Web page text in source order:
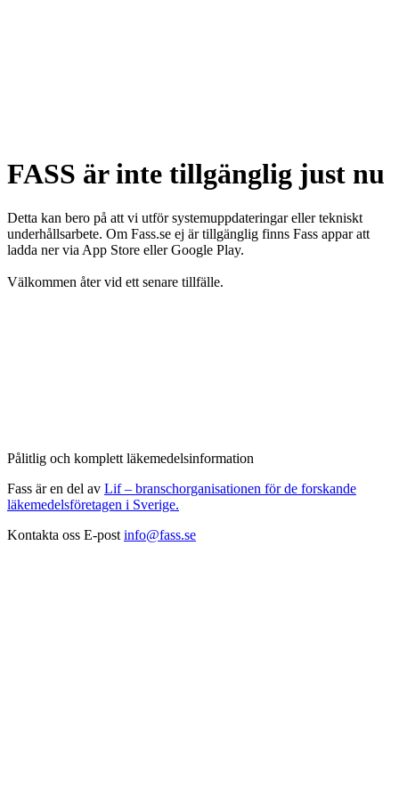
FASS är inte tillgänglig just nu
Detta kan bero på att vi utför systemuppdateringar eller tekniskt
underhållsarbete. Om Fass.se ej är tillgänglig finns Fass appar att
ladda ner via App Store eller Google Play.
Välkommen åter vid ett senare tillfälle.
Pålitlig och komplett läkemedelsinformation
Fass är en del av Lif – branschorganisationen för de forskande
läkemedelsföretagen i Sverige.
Kontakta oss E-post info@fass.se